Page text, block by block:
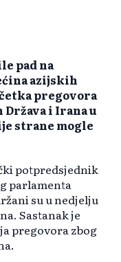
pad na
azijskih
pregovora
i Irana u
strane mogle
potpredsjednik
parlamenta
su u nedjelju
Sastanak je
pregovora zbog